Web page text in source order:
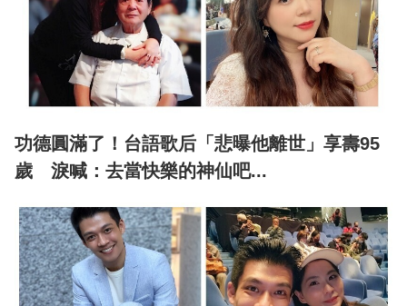
功德圓滿了！台語歌后「悲曝他離世」享壽95
歲 淚喊：去當快樂的神仙吧...